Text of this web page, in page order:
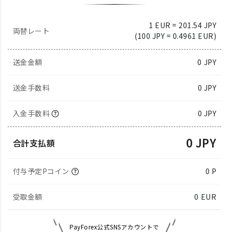
両替レート
1 EUR = 201.54 JPY
(100 JPY = 0.4961 EUR)
送金金額 0 JPY
送金手数料 0 JPY
入金手数料 0 JPY
合計支払額 0 JPY
付与予定Pコイン 0 P
受取金額 0 EUR
PayForex公式SNSアカウントで